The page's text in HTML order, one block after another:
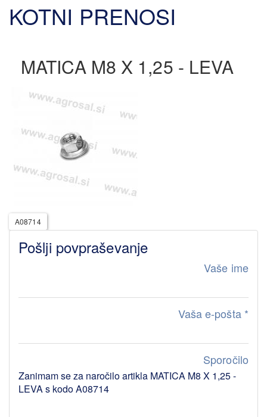
KOTNI PRENOSI
MATICA M8 X 1,25 - LEVA
A08714
Pošlji povpraševanje
Vaše ime
Vaša e-pošta *
Sporočilo